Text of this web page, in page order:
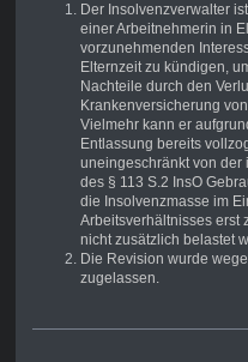
Der Insolvenzverwalter
einer Arbeitnehmerin in
vorzunehmenden
Elternzeit zu kündigen,
Nachteile durch den
Krankenversicherung
Vielmehr kann er
Entlassung bereits
uneingeschränkt von
des § 113 S.2 InsO
die Insolvenzmasse im
Arbeitsverhältnisses erst
nicht zusätzlich belastet
Die Revision wurde
zugelassen.